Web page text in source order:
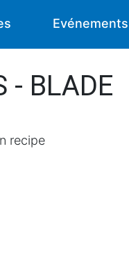
Evénements
- BLADE
recipe